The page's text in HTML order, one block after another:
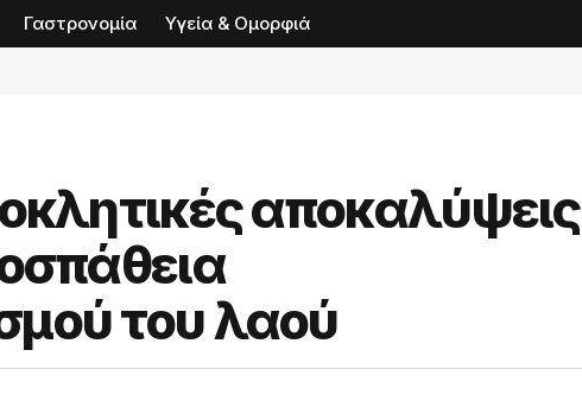
Γαστρονομία Υγεία & Ομορφιά
αποκαλύψεις
του λαού